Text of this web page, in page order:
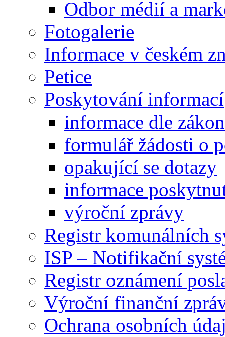
Odbor médií a
Fotogalerie
Informace v českém
Petice
Poskytování informací
informace dle
formulář žádosti o
opakující se dotazy
informace
výroční zprávy
Registr komunálních
ISP – Notifikační
Registr oznámení
Výroční finanční
Ochrana osobních